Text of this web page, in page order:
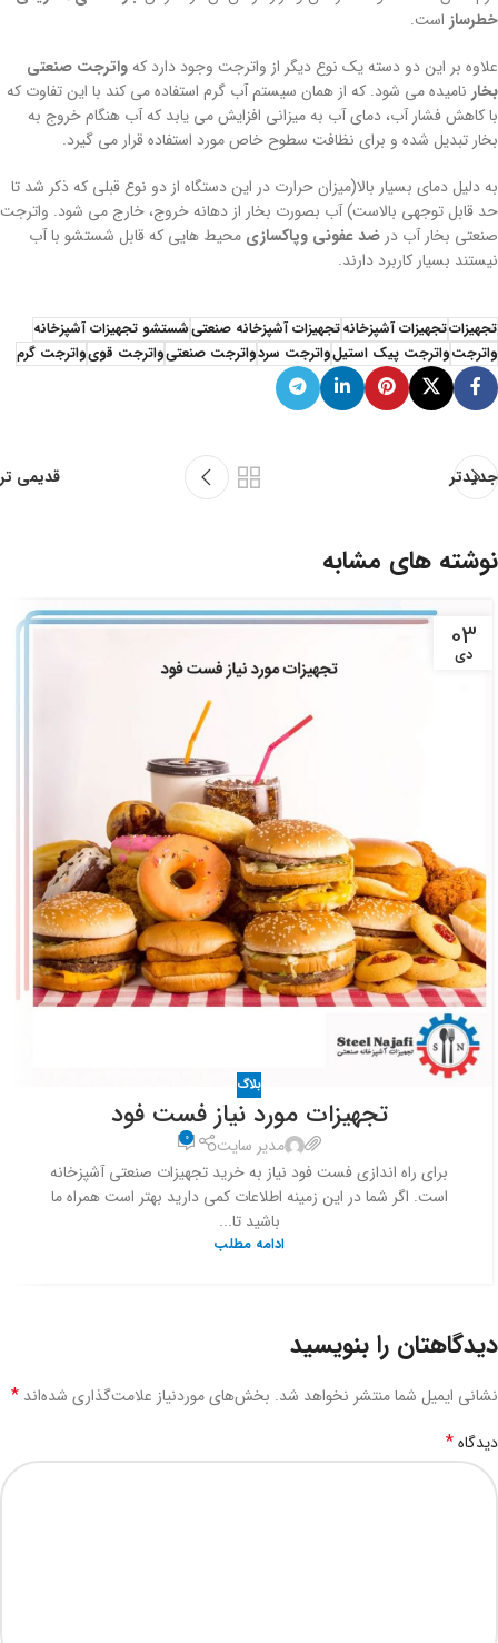
خطرساز است.
علاوه بر این دو دسته یک نوع دیگر از واترجت وجود دارد کهواترجت صنعتی
بخار نامیده می شود. که از همان سیستم آب گرم استفاده می کند با این تفاوت که
با کاهش فشار آب، دمای آب به میزانی افزایش می یابد که آب هنگام خروج به
بخار تبدیل شده و برای نظافت سطوح خاص مورد استفاده قرار می گیرد.
به دلیل دمای بسیار بالا(میزان حرارت در این دستگاه از دو نوع قبلی که ذکر شد تا
حد قابل توجهی بالاست) آب بصورت بخار از دهانه خروج، خارج می شود. واترجت
صنعتی بخار آب در ضد عفونی وپاکسازی محیط هایی که قابل شستشو با آب
نیستند بسیار کاربرد دارند.
تجهیزاتتجهیزات آشپزخانهتجهیزات آشپزخانه صنعتیشستشو تجهیزات آشپزخانه
واترجتواترجت پیک استیلواترجت سردواترجت صنعتیواترجت قویواترجت گرم
جدیدتر قدیمی تر
نوشته های مشابه
03
دی
بلاگ
تجهیزات مورد نیاز فست فود
مدیر سایت 0
برای راه اندازی فست فود نیاز به خرید تجهیزات صنعتی آشپزخانه
است. اگر شما در این زمینه اطلاعات کمی دارید بهتر است همراه ما
باشید تا...
ادامه مطلب
دیدگاهتان را بنویسید
نشانی ایمیل شما منتشر نخواهد شد. بخش‌های موردنیاز علامت‌گذاری شده‌اند *
دیدگاه*